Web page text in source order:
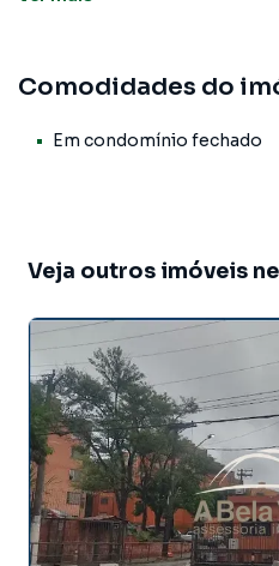
equipada com uma sacada
embutidos, garantem espaço
O imóvel conta ainda com
de garagem completa o
estacionamento do seu
disso, o condomínio dispõe
playground e salão de festas,
momentos de relaxamento e
familiares e amigos.
Com um valor de venda de
padrão representa uma
Comodidades do
Em condomínio fechado
Veja outros imóveis